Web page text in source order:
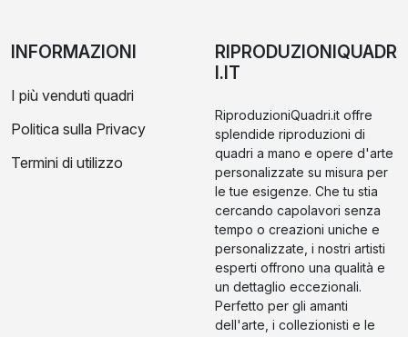
INFORMAZIONI
I più venduti quadri
Politica sulla Privacy
Termini di utilizzo
RIPRODUZIONIQUADR
I.IT
RiproduzioniQuadri.it offre
splendide riproduzioni di
quadri a mano e opere d'arte
personalizzate su misura per
le tue esigenze. Che tu stia
cercando capolavori senza
tempo o creazioni uniche e
personalizzate, i nostri artisti
esperti offrono una qualità e
un dettaglio eccezionali.
Perfetto per gli amanti
dell'arte, i collezionisti e le